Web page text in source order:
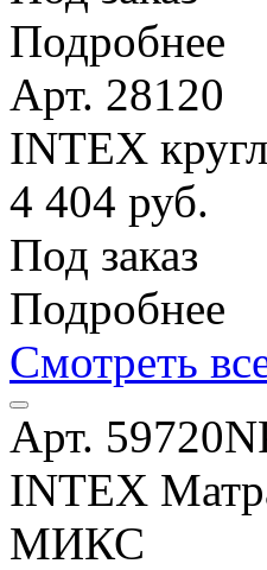
Подробнее
Арт. 28120
INTEX
4 404 руб.
Под заказ
Подробнее
Смотреть
Арт.
INTEX
МИКС